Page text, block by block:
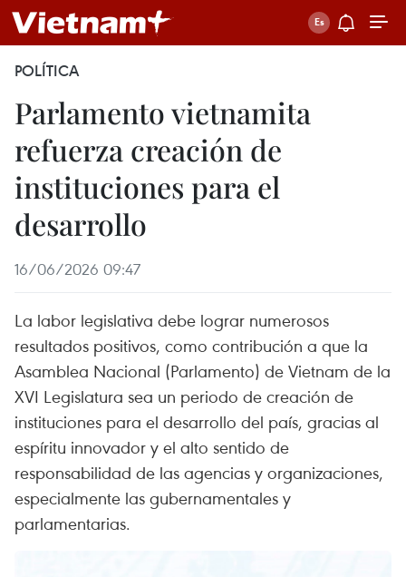
POLÍTICA
Parlamento vietnamita
refuerza creación de
instituciones para el
desarrollo
16/06/2026 09:47
La labor legislativa debe lograr numerosos
resultados positivos, como contribución a que la
Asamblea Nacional (Parlamento) de Vietnam de la
XVI Legislatura sea un periodo de creación de
instituciones para el desarrollo del país, gracias al
espíritu innovador y el alto sentido de
responsabilidad de las agencias y organizaciones,
especialmente las gubernamentales y
parlamentarias.